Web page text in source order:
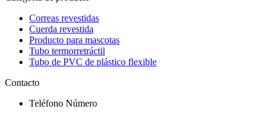
Correas revestidas
Cuerda revestida
Producto para mascotas
Tubo termorretráctil
Tubo de PVC de plástico flexible
Contacto
Teléfono Número